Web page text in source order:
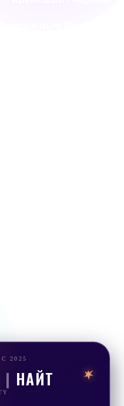
2025
| НАЙТ